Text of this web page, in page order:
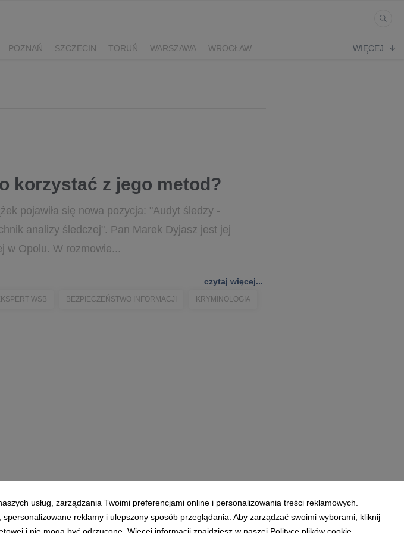
POZNAŃ SZCZECIN TORUŃ WARSZAWA
WROCŁAW
WIĘCEJ
korzystać z jego metod?
pojawiła się nowa pozycja: "Audyt śledzy -
analizy śledczej". Pan Marek Dyjasz jest jej
w Opolu. W rozmowie...
czytaj więcej...
WSB BEZPIECZEŃSTWO INFORMACJI KRYMINOLOGIA
RODO
usług, zarządzania Twoimi preferencjami online i personalizowania treści reklamowych.
reklamy i ulepszony sposób przeglądania. Aby zarządzać swoimi wyborami, kliknij